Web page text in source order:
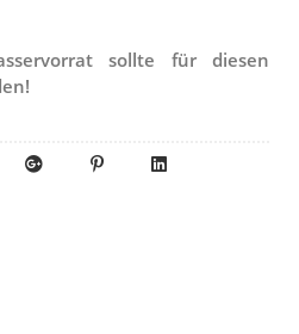
sollte für diesen